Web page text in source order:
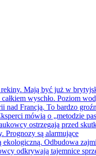
Mają być już w
wyschło. Poziom
nad Francją. To bardzo
mówią o „metodzie
ostrzegają przed
Prognozy są alarmujące
ekologiczną. Odbudowa
odkrywają tajemnice